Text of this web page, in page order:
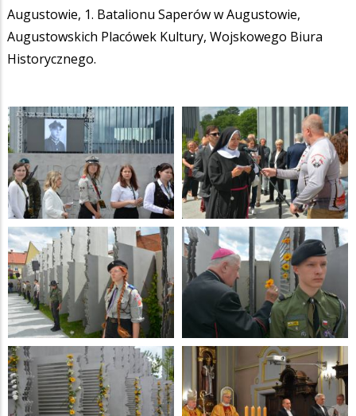
Augustowie, 1. Batalionu Saperów w Augustowie,
Augustowskich Placówek Kultury, Wojskowego Biura
Historycznego.